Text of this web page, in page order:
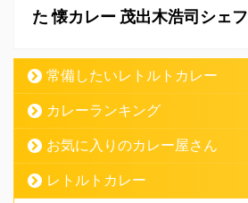
た 懐カレー 茂出木浩司シェフ
常備したいレトルトカレー
カレーランキング
お気に入りのカレー屋さん
レトルトカレー